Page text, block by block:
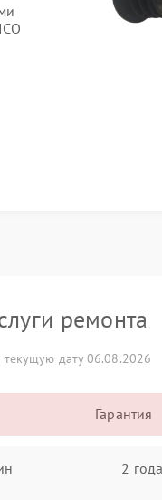
ремонта
дату 06.08.2026
Гарантия
2 года